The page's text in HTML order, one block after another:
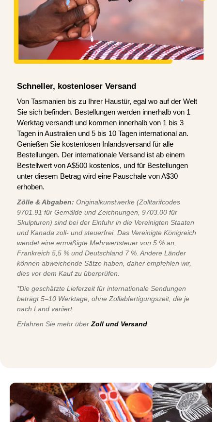
Schneller, kostenloser Versand
Von Tasmanien bis zu Ihrer Haustür, egal wo auf der Welt
Sie sich befinden. Bestellungen werden innerhalb von 1
Werktag versandt und kommen innerhalb von 1 bis 3
Tagen in Australien und 5 bis 10 Tagen international an.
Genießen Sie kostenlosen Inlandsversand für alle
Bestellungen. Der internationale Versand ist ab einem
Bestellwert von A$500 kostenlos, und für Bestellungen
unter diesem Betrag wird eine Pauschale von A$30
erhoben.
Zölle & Abgaben: Originalkunstwerke (Zolltarifcodes
9701.91 für Gemälde und Zeichnungen, 9703.00 für
Skulpturen) sind bei der Einfuhr in die Vereinigten Staaten
und Kanada zoll- und steuerfrei. Das Vereinigte Königreich
wendet eine ermäßigte Mehrwertsteuer von 5 % an,
Frankreich 5,5 % und Deutschland 7 %. Andere Länder
können abweichende Sätze haben, daher empfehlen wir,
dies vor dem Kauf zu überprüfen.
*Die geschätzte Lieferzeit für internationale Sendungen
beträgt 5–10 Werktage, ohne Zollabfertigungszeit, die je
nach Land variiert.
Erfahren Sie mehr über Zoll und Versand